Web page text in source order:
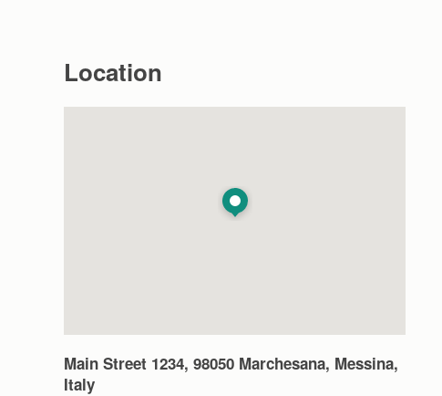
Location
Main Street 1234, 98050 Marchesana, Messina,
Italy